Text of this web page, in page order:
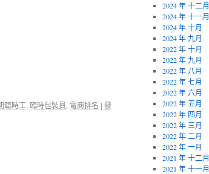
臨時工, 臨時包裝員, 電商排名 | 發
2024 年 十二月
2024 年 十一月
2024 年 十月
2024 年 九月
2022 年 十月
2022 年 九月
2022 年 八月
2022 年 七月
2022 年 六月
2022 年 五月
2022 年 四月
2022 年 三月
2022 年 二月
2022 年 一月
2021 年 十二月
2021 年 十一月